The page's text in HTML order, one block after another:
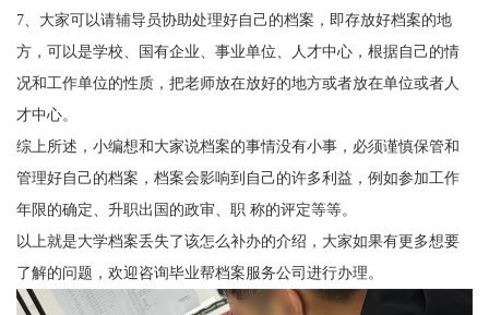
7、大家可以请辅导员协助处理好自己的档案，即存放好档案的地
方，可以是学校、国有企业、事业单位、人才中心，根据自己的情
况和工作单位的性质，把老师放在放好的地方或者放在单位或者人
才中心。
综上所述，小编想和大家说档案的事情没有小事，必须谨慎保管和
管理好自己的档案，档案会影响到自己的许多利益，例如参加工作
年限的确定、升职出国的政审、职 称的评定等等。
以上就是大学档案丢失了该怎么补办的介绍，大家如果有更多想要
了解的问题，欢迎咨询毕业帮档案服务公司进行办理。